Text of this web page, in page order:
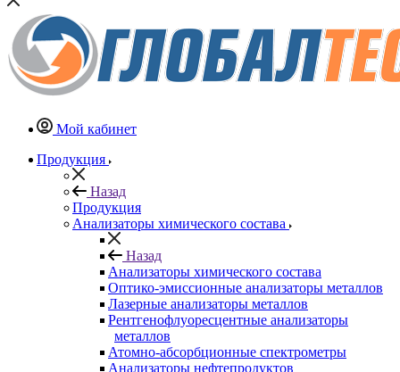
Мой кабинет
Продукция
Назад
Продукция
Анализаторы химического состава
Назад
Анализаторы химического состава
Оптико-эмиссионные анализаторы металлов
Лазерные анализаторы металлов
Рентгенофлуоресцентные анализаторы
металлов
Атомно-абсорбционные спектрометры
Анализаторы нефтепродуктов